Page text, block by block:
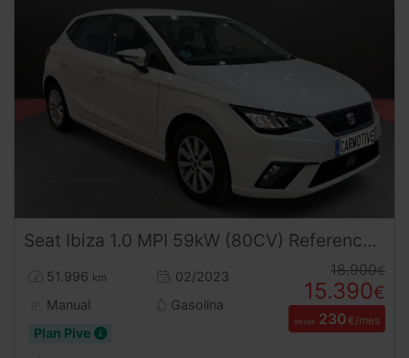
Seat Ibiza 1.0 MPI 59kW (80CV) Reference Plus
51.996 km
02/2023
Manual
Gasolina
Plan Pive
18.900€
15.390€
desde 230€/mes